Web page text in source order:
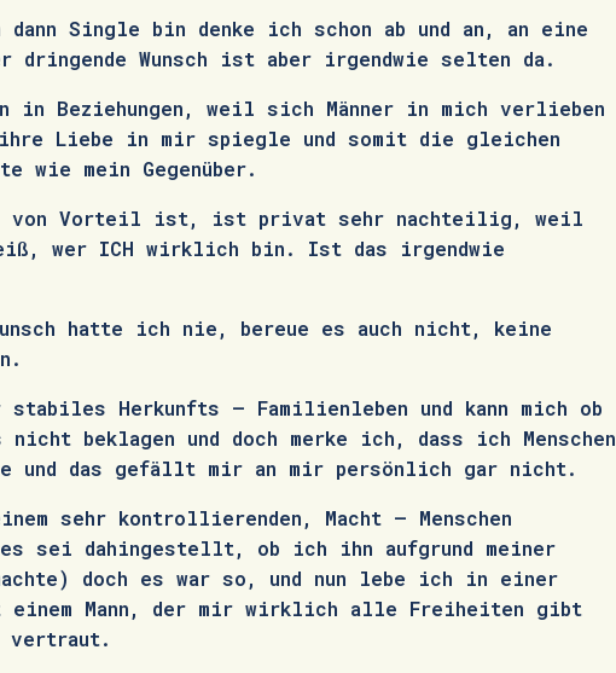
dann Single bin denke ich schon ab und an, an eine
dringende Wunsch ist aber irgendwie selten da.
in Beziehungen, weil sich Männer in mich verlieben
ihre Liebe in mir spiegle und somit die gleichen
wie mein Gegenüber.
von Vorteil ist, ist privat sehr nachteilig, weil
wer ICH wirklich bin. Ist das irgendwie
hatte ich nie, bereue es auch nicht, keine
stabiles Herkunfts – Familienleben und kann mich ob
nicht beklagen und doch merke ich, dass ich Menschen
und das gefällt mir an mir persönlich gar nicht.
sehr kontrollierenden, Macht – Menschen
sei dahingestellt, ob ich ihn aufgrund meiner
doch es war so, und nun lebe ich in einer
einem Mann, der mir wirklich alle Freiheiten gibt
vertraut.